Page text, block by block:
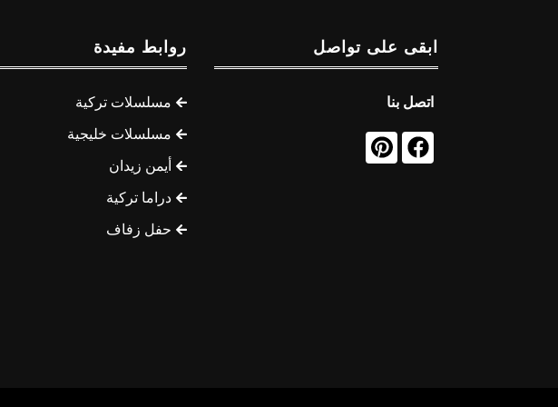
ابقى على تواصل
اتصل بنا
روابط مفيدة
مسلسلات تركية
مسلسلات خليجية
أيمن زيدان
دراما تركية
حفل زفاف